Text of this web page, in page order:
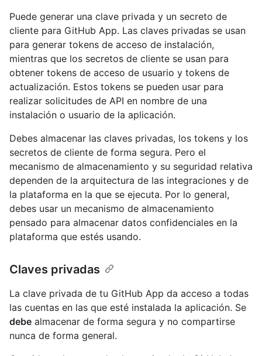
Puede generar una clave privada y un secreto de
cliente para GitHub App. Las claves privadas se usan
para generar tokens de acceso de instalación,
mientras que los secretos de cliente se usan para
obtener tokens de acceso de usuario y tokens de
actualización. Estos tokens se pueden usar para
realizar solicitudes de API en nombre de una
instalación o usuario de la aplicación.
Debes almacenar las claves privadas, los tokens y los
secretos de cliente de forma segura. Pero el
mecanismo de almacenamiento y su seguridad relativa
dependen de la arquitectura de las integraciones y de
la plataforma en la que se ejecuta. Por lo general,
debes usar un mecanismo de almacenamiento
pensado para almacenar datos confidenciales en la
plataforma que estés usando.
Claves privadas
La clave privada de tu GitHub App da acceso a todas
las cuentas en las que esté instalada la aplicación. Se
debe almacenar de forma segura y no compartirse
nunca de forma general.